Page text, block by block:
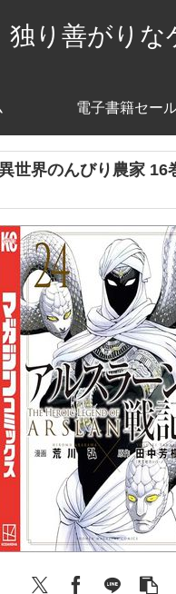
独り善がりな
電子書籍セー
世界のんびり農家 16